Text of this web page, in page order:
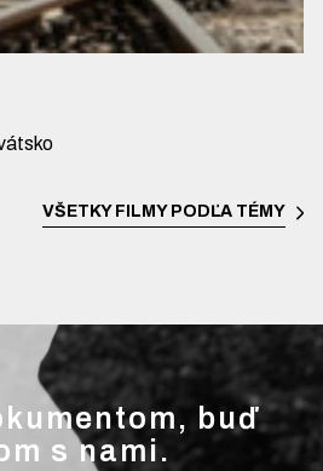
VŠETKY FILMY PODĽA TÉMY
buď
s nami.